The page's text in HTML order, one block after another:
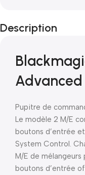
Description
Advanced
Pupitre de
Le modèle 2 M/E
boutons d’entrée
System Control.
M/E de mélangeurs
boutons d’entrée